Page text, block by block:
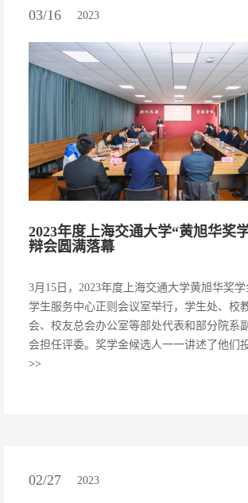
03/16 2023
2023年度上海交通大学“黄旭华奖
辩会圆满落幕
3月15日，2023年度上海交通大学黄旭华奖
学生服务中心正则会议室举行，学生处、校
会、校友总会办公室等部处代表和部分院系
会担任评委。奖学金候选人一一讲述了他们
>>
02/27 2023